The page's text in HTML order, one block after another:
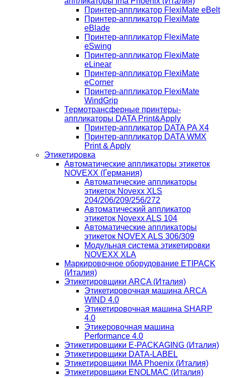
Принтер-аппликатор FlexiMate eBelt
Принтер-аппликатор FlexiMate
eBlade
Принтер-аппликатор FlexiMate
eSwing
Принтер-аппликатор FlexiMate
eLinear
Принтер-аппликатор FlexiMate
eCorner
Принтер-аппликатор FlexiMate
WindGrip
Термотрансферные принтеры-
аппликаторы DATA Print&Apply
Принтер-аппликатор DATA PA Х4
Принтер-аппликатор DATA WMX
Print & Apply
Этикетировка
Автоматические аппликаторы этикеток
NOVEXX (Германия)
Автоматические аппликаторы
этикеток Novexx XLS
204/206/209/256/272
Автоматический аппликатор
этикеток Novexx ALS 104
Автоматические аппликаторы
этикеток NOVEX ALS 306/309
Модульная система этикетировки
NOVEXX XLA
Маркировочное оборудование ETIPACK
(Италия)
Этикетировщики ARCA (Италия)
Этикетировочная машина ARCA
WIND 4.0
Этикетировочная машина SHARP
4.0
Этикеровочная машина
Performance 4.0
Этикетировщики E-PACKAGING (Италия)
Этикетировщики DATA-LABEL
Этикетировщики IMA Phoenix (Италия)
Этикетировщики ENOLMAC (Италия)